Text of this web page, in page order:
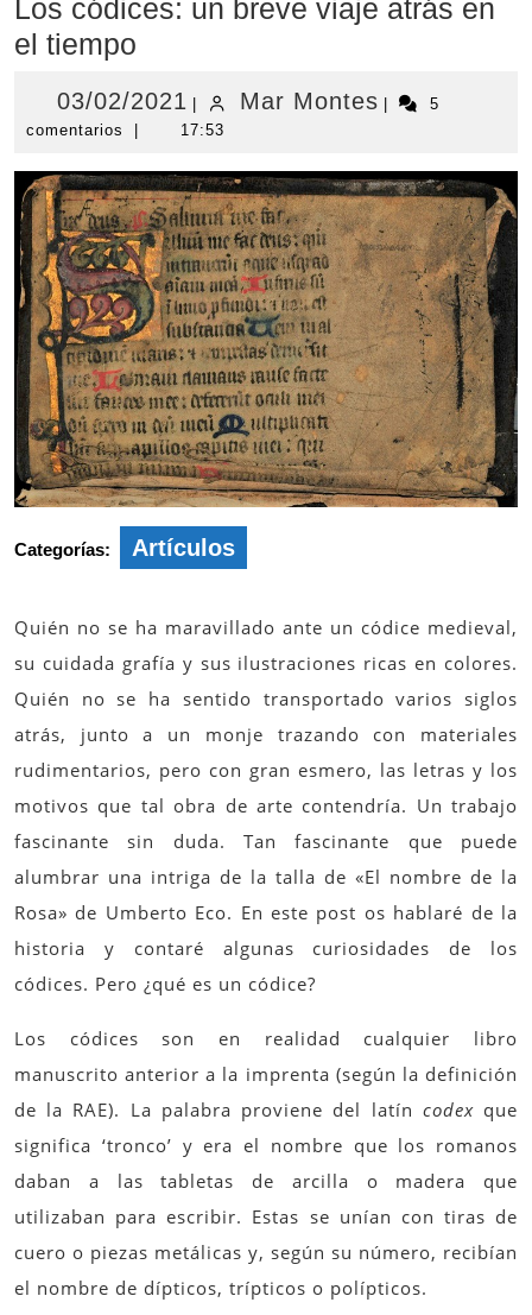
Los códices: un breve viaje atrás en
el tiempo
03/02/2021 03/02/2021
Mar MontesMar
5
comentarios
17:53
Categorías: Artículos
Quién no se ha maravillado ante un códice medieval,
su cuidada grafía y sus ilustraciones ricas en colores.
Quién no se ha sentido transportado varios siglos
atrás, junto a un monje trazando con materiales
rudimentarios, pero con gran esmero, las letras y los
motivos que tal obra de arte contendría. Un trabajo
fascinante sin duda. Tan fascinante que puede
alumbrar una intriga de la talla de «El nombre de la
Rosa» de Umberto Eco. En este post os hablaré de la
historia y contaré algunas curiosidades de los
códices. Pero ¿qué es un códice?
Los códices son en realidad cualquier libro
manuscrito anterior a la imprenta (según la definición
de la RAE). La palabra proviene del latín codexque
significa ‘tronco’ y era el nombre que los romanos
daban a las tabletas de arcilla o madera que
utilizaban para escribir. Estas se unían con tiras de
cuero o piezas metálicas y, según su número, recibían
el nombre de dípticos, trípticos o polípticos.